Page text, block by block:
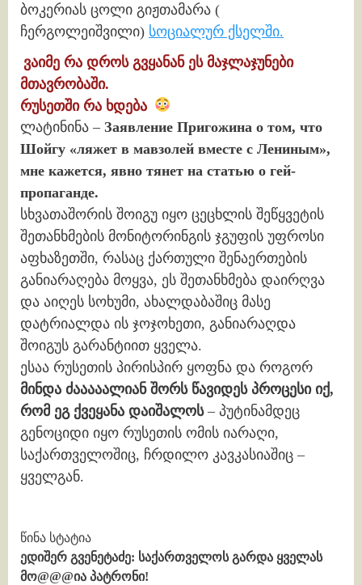
ბოკერიას ცოლი გიჟთამარა (
ჩერგოლეიშვილი) სოციალურ ქსელში.
ვაიმე რა დროს გვყანან ეს მაჯლაჯუნები
მთავრობაში.
რუსეთში რა ხდება
ლატინინა – Заявление Пригожина о том, что
Шойгу «ляжет в мавзолей вместе с Лениным»,
мне кажется, явно тянет на статью о гей-
пропаганде.
სხვათაშორის შოიგუ იყო ცეცხლის შეწყვეტის
შეთანხმების მონიტორინგის ჯგუფის უფროსი
აფხაზეთში, რასაც ქართული შენაერთების
განიარაღება მოყვა, ეს შეთანხმება დაირღვა
და აიღეს სოხუმი, ახალდაბაშიც მასე
დატრიალდა ის ჯოჯოხეთი, განიარაღდა
შოიგუს გარანტიით ყველა.
ესაა რუსეთის პირისპირ ყოფნა და როგორ
მინდა ძააააალიან შორს წავიდეს პროცესი იქ,
რომ ეგ ქვეყანა დაიშალოს – პუტინამდეც
გენოციდი იყო რუსეთის ომის იარაღი,
საქართველოშიც, ჩრდილო კავკასიაშიც –
ყველგან.
Continue
Reading
წინა სტატია
ედიშერ გვენეტაძე: საქართველოს გარდა ყველას
მო@@@ია პატრონი!